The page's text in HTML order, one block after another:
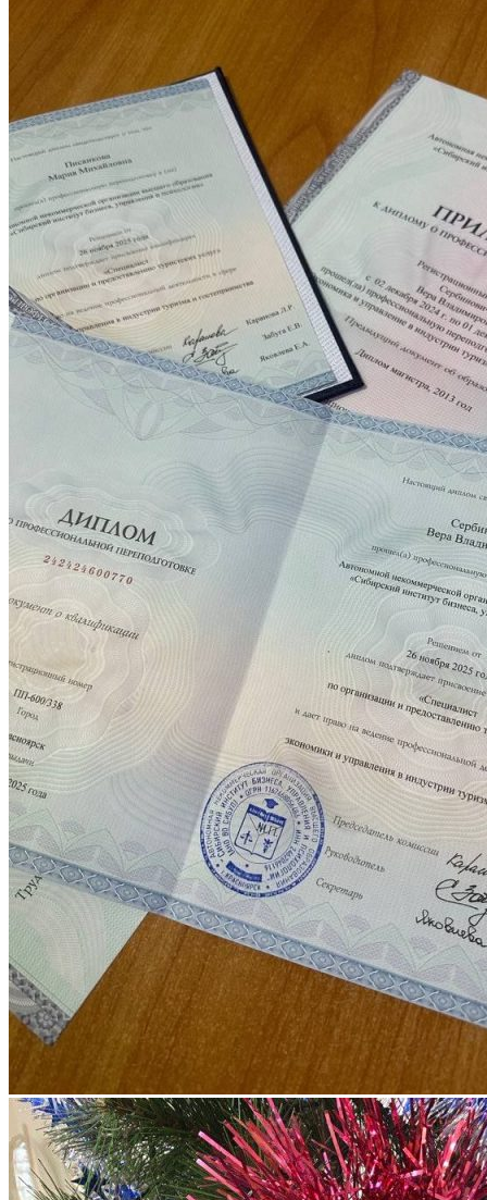
профессионального образования
РЕЙТИНГОВЫЕ СПИСКИ. КОЛИЧЕСТВО
ПОДАННЫХ ЗАЯВЛЕНИЙ
ПРИКАЗЫ О ЗАЧИСЛЕНИИ
ПРОГРАММЫ СПО (КОЛЛЕДЖ)
Стоимость обучения
Информация для абитуриентов
Перечень специальностей (количество
мест для приема)
Сроки зачисления
Сроки подачи документов
Перечень документов для поступления
ЛОКАЛЬНЫЕ НОРМАТИВНЫЕ АКТЫ
РОССИЙСКОЕ ЗАКОНОДАТЕЛЬСТВО
ИНСТРУКЦИИ
ОБРАЗЦЫ ДОКУМЕНТОВ
ОБРАЗОВАТЕЛЬНЫЙ КРЕДИТ
ЦЕЛЕВОЕ ОБУЧЕНИЕ
Выпускнику
ТРУДОУСТРОЙСТВО ВЫПУСКНИКОВ
Отзывы работодателей
Выпускники
Дополнительное образование
ЦЕНТР ДОПОЛНИТЕЛЬНОГО
ОБРАЗОВАНИЯ
ПРОГРАММЫ ДОПОЛНИТЕЛЬНОГО